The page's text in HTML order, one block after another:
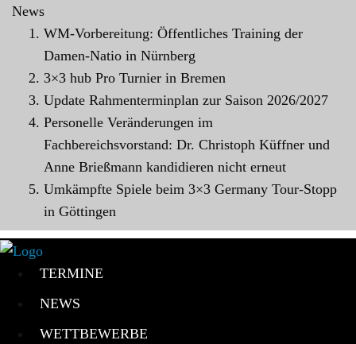
News
WM-Vorbereitung: Öffentliches Training der
Damen-Natio in Nürnberg
3×3 hub Pro Turnier in Bremen
Update Rahmenterminplan zur Saison 2026/2027
Personelle Veränderungen im
Fachbereichsvorstand: Dr. Christoph Küffner und
Anne Brießmann kandidieren nicht erneut
Umkämpfte Spiele beim 3×3 Germany Tour-Stopp
in Göttingen
TERMINE
NEWS
WETTBEWERBE